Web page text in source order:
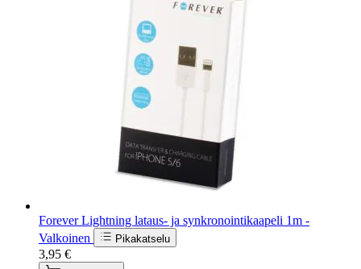
Forever Lightning lataus- ja synkronointikaapeli 1m -
Valkoinen
Pikakatselu
3,95 €